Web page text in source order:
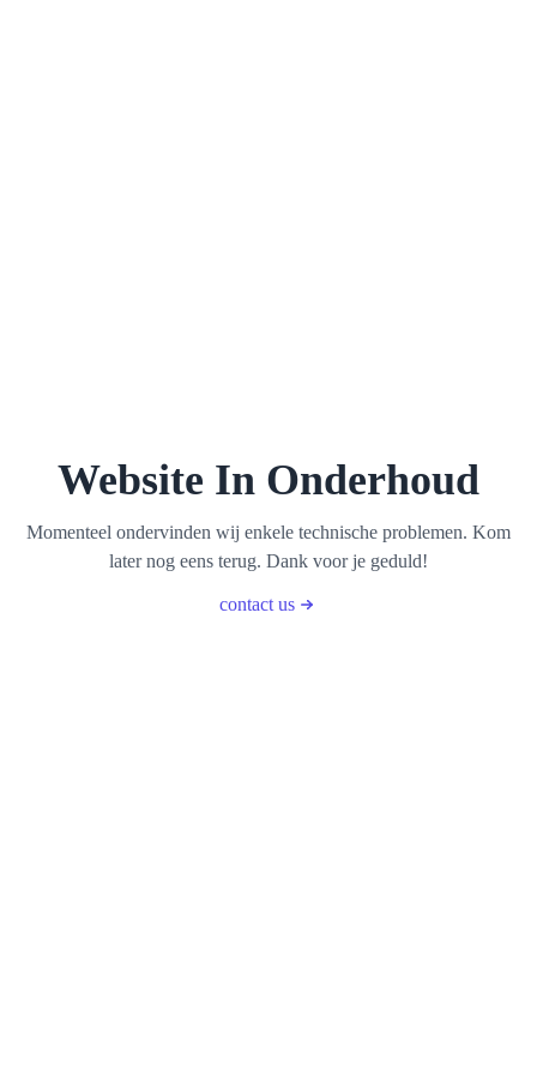
Website In Onderhoud
Momenteel ondervinden wij enkele technische problemen. Kom
later nog eens terug. Dank voor je geduld!
contact us